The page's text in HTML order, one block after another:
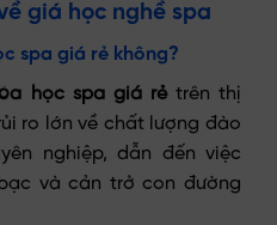
giá học nghề spa
spa giá rẻ không?
học spa giá rẻtrên thị
ro lớn về chất lượng đào
nghiệp, dẫn đến việc
và cản trở con đường